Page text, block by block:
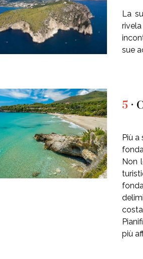
La
sue
5 •
Più a
Non
più